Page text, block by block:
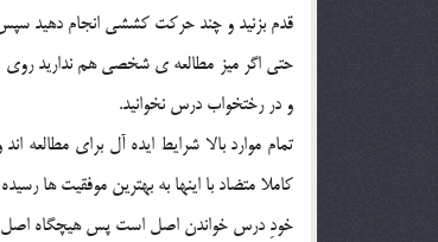
قدم بزنيد و چند حركت كششي انجام دهيد
حتي اگر ميز مطالعه ي شخصي هم نداريد روي
و در رختخواب درس نخوانيد.
تمام موارد بالا شرايط ايده آل براي
كاملا متضاد با اينها به بهترين موفقيت ها رسيده
خودِ درس خواندن اصل است پس هيچگاه اصل